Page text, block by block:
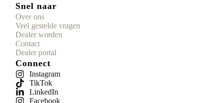
Snel naar
Over ons
Veel gestelde vragen
Dealer worden
Contact
Dealer portal
Connect
Instagram
TikTok
LinkedIn
Facebook